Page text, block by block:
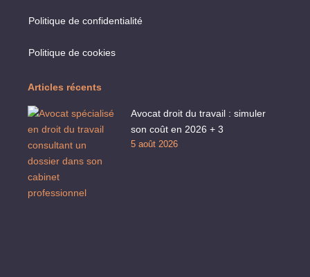
Politique de confidentialité
Politique de cookies
Articles récents
Avocat droit du travail : simuler
son coût en 2026 + 3
5 août 2026